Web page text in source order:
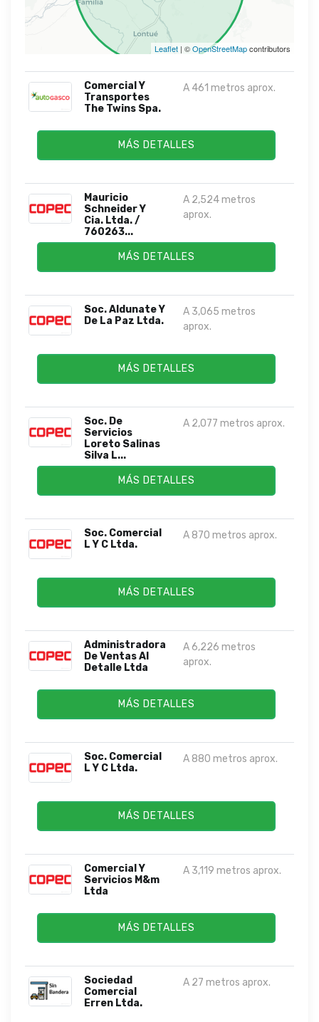
Leaflet | ©OpenStreetMapcontributors
Comercial Y
Transportes
The Twins Spa.
A 461 metros aprox.
MÁS DETALLES
Mauricio
Schneider Y
Cia. Ltda. /
760263...
A 2,524 metros
aprox.
MÁS DETALLES
Soc. Aldunate Y
De La Paz Ltda.
A 3,065 metros
aprox.
MÁS DETALLES
Soc. De
Servicios
Loreto Salinas
Silva L...
A 2,077 metros aprox.
MÁS DETALLES
Soc. Comercial
L Y C Ltda.
A 870 metros aprox.
MÁS DETALLES
Administradora
De Ventas Al
Detalle Ltda
A 6,226 metros
aprox.
MÁS DETALLES
Soc. Comercial
L Y C Ltda.
A 880 metros aprox.
MÁS DETALLES
Comercial Y
Servicios M&m
Ltda
A 3,119 metros aprox.
MÁS DETALLES
Sociedad
Comercial
Erren Ltda.
A 27 metros aprox.